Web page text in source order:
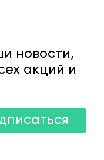
новости,
акций и